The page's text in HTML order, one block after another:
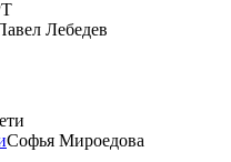
Лебедев
Софья Мироедова